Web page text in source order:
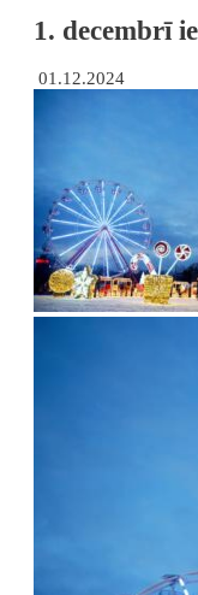
1. decembrī
01.12.2024